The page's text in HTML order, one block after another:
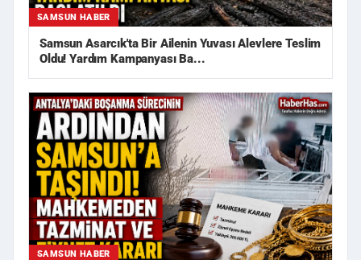
SAMSUN HABER
Samsun Asarcık'ta Bir Ailenin Yuvası Alevlere Teslim
Oldu! Yardım Kampanyası Ba...
SAMSUN HABER